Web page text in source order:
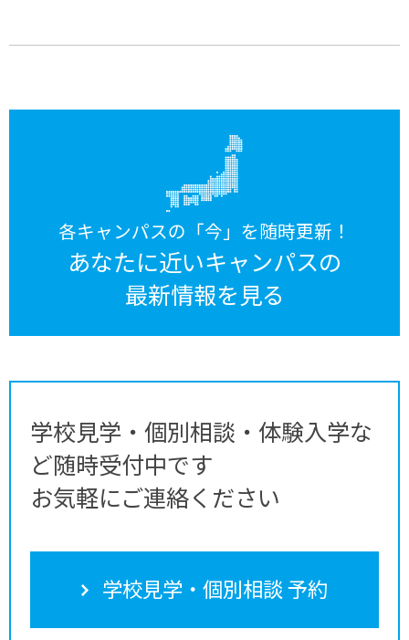
各キャンパスの「今」を随時更新！
あなたに近いキャンパスの
最新情報を見る
学校見学・個別相談・体験入学な
ど随時受付中です
お気軽にご連絡ください
学校見学・個別相談 予約